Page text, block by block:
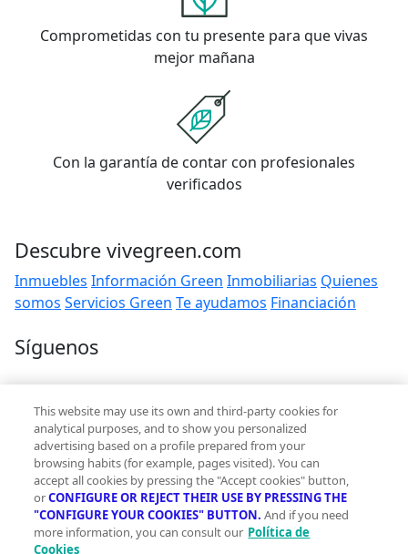
Comprometidas con tu presente para que vivas
mejor mañana
Con la garantía de contar con profesionales
verificados
Descubre vivegreen.com
Inmuebles Información Green Inmobiliarias Quienes
somos Servicios Green Te ayudamos Financiación
Síguenos
Contacto
hola@vivegreen.com
Aviso Legal
This website may use its own and third-party cookies for
analytical purposes, and to show you personalized
advertising based on a profile prepared from your
browsing habits (for example, pages visited). You can
accept all cookies by pressing the "Accept cookies" button,
orCONFIGURE OR REJECT THEIR USE BY PRESSING THE
"CONFIGURE YOUR COOKIES" BUTTON. And if you need
more information, you can consult our Política de
Cookies